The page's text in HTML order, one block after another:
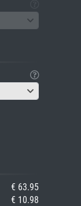
€ 63.95
€ 10.98